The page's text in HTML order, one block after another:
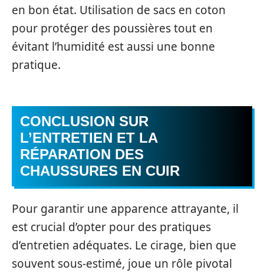
en bon état. Utilisation de sacs en coton
pour protéger des poussières tout en
évitant l’humidité est aussi une bonne
pratique.
CONCLUSION SUR
L’ENTRETIEN ET LA
RÉPARATION DES
CHAUSSURES EN CUIR
Pour garantir une apparence attrayante, il
est crucial d’opter pour des pratiques
d’entretien adéquates. Le cirage, bien que
souvent sous-estimé, joue un rôle pivotal